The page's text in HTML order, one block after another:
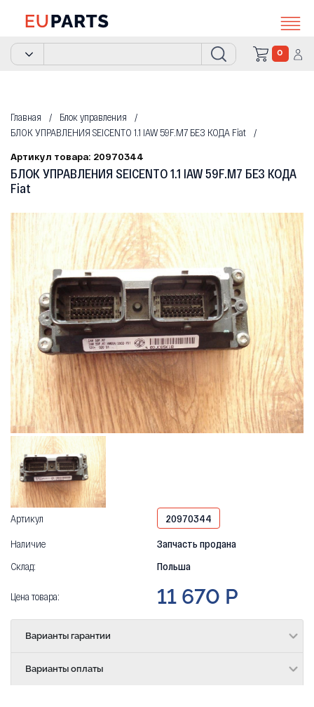
0
Главная
Блок управления
БЛОК УПРАВЛЕНИЯ SEICENTO 1.1 IAW 59F.M7 БЕЗ КОДА Fiat
Артикул товара: 20970344
БЛОК УПРАВЛЕНИЯ SEICENTO 1.1 IAW 59F.M7 БЕЗ КОДА
Fiat
Артикул
20970344
Наличие
Запчасть продана
Склад:
Польша
Цена товара: 11 670 Р
Варианты гарантии
Варианты оплаты